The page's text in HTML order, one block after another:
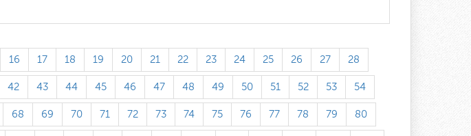
16 17 18 19 20 21 22 23 24 25 26 27 28
42 43 44 45 46 47 48 49 50 51 52 53 54
68 69 70 71 72 73 74 75 76 77 78 79 80